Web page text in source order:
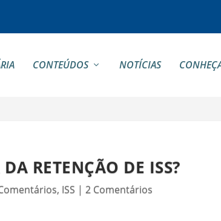
CONTEÚDOS NOTÍCIAS
RETENÇÃO DE ISS?
, ISS | 2 Comentários